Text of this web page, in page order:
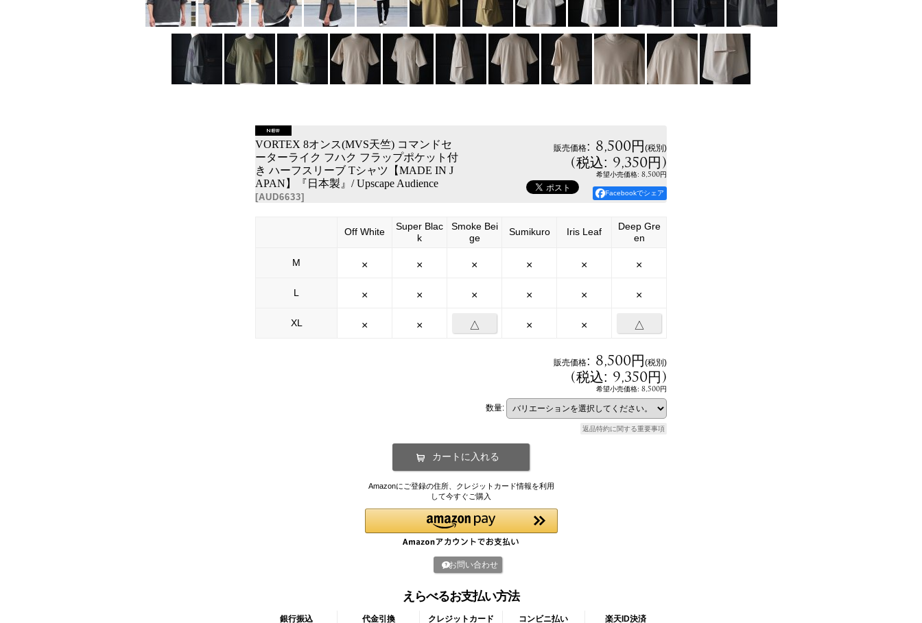
VORTEX 8オンス(MVS天竺) コマンドセ
ーターライク フハク フラップポケット付
き ハーフスリーブ Tシャツ【MADE IN J
APAN】『日本製』/ Upscape Audience
[AUD6633]
販売価格: 8,500円(税別)
(税込: 9,350円)
希望小売価格: 8,500円
Facebookでシェア
Off White
Super Blac
k
Smoke Bei
ge
Sumikuro Iris Leaf
Deep Gre
en
M × × × × × ×
L × × × × × ×
XL × × △ × × △
販売価格: 8,500円(税別)
(税込: 9,350円)
希望小売価格: 8,500円
数量:
返品特約に関する重要事項
Amazonにご登録の住所、クレジットカード情報を利用
して今すぐご購入
お問い合わせ
えらべるお支払い方法
銀行振込 代金引換 クレジットカード コンビニ払い 楽天ID決済